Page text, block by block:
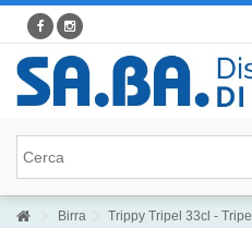
Birra Trippy Tripel 33cl - Tripel